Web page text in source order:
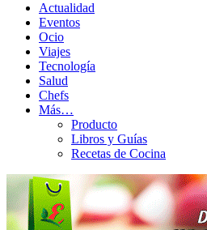
Actualidad
Eventos
Ocio
Viajes
Tecnología
Salud
Chefs
Más…
Producto
Libros y Guías
Recetas de Cocina